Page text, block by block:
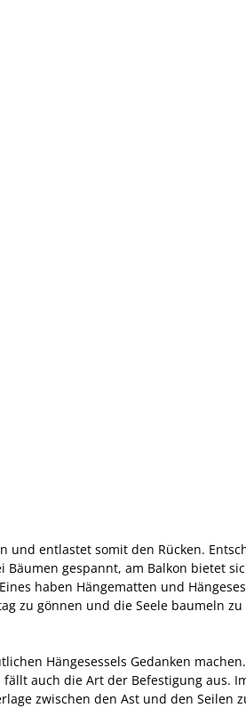
entlastet somit den Rücken.
gespannt, am Balkon bietet
Eines haben Hängematten und
zu gönnen und die Seele baumeln
Hängesessels Gedanken
auch die Art der Befestigung aus.
zwischen den Ast und den Seilen